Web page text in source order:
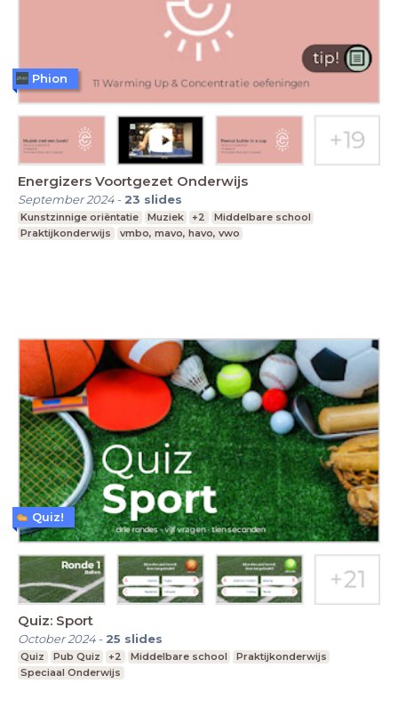
Energizers Voortgezet Onderwijs
September 2024- 23 slides
Kunstzinnige oriëntatie Muziek +2
Middelbare school
Praktijkonderwijs
vmbo, mavo, havo, vwo
Phion
Quiz: Sport
October 2024- 25 slides
Quiz Pub Quiz +2 Middelbare school
Praktijkonderwijs
Speciaal Onderwijs
Quiz!